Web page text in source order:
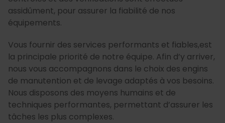
assidûment, pour assurer la fiabilité de nos
équipements.
Vous fournir des services performants et fiables,est
la principale priorité de notre équipe. Afin d’y arriver,
nous vous accompagnons dans le choix des engins
de manutention et de levage adaptés à vos besoins.
Nous disposons des moyens humains et de
techniques performantes, permettant d’assurer les
tâches les plus complexes.